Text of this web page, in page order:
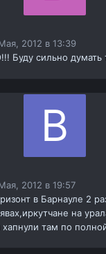
2012 в 13:39
Буду сильно думать
2012 в 19:57
в Барнауле 2
на
там по